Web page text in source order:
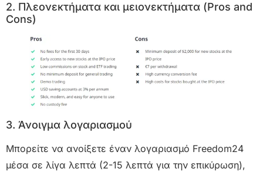
2. Πλεονεκτήματα και μειονεκτήματα (Pros and
Cons)
3. Άνοιγμα λογαριασμού
Μπορείτε να ανοίξετε έναν λογαριασμό Freedom24
μέσα σε λίγα λεπτά (2-15 λεπτά για την επικύρωση),